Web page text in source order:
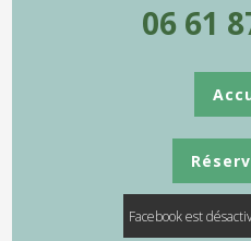
06 61
Facebook est